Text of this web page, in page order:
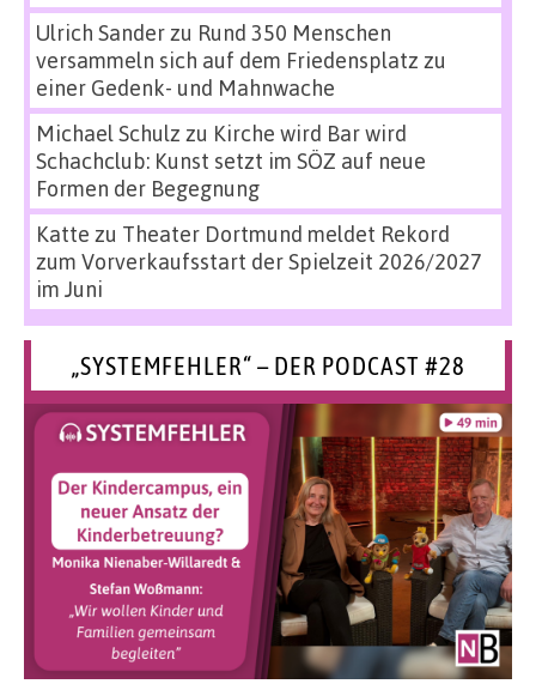
Ulrich Sanderzu Rund 350 Menschen
versammeln sich auf dem Friedensplatz zu
einer Gedenk- und Mahnwache
Michael Schulz zu Kirche wird Bar wird
Schachclub: Kunst setzt im SÖZ auf neue
Formen der Begegnung
Katte zu Theater Dortmund meldet Rekord
zum Vorverkaufsstart der Spielzeit 2026/2027
im Juni
„SYSTEMFEHLER“ – DER PODCAST #28